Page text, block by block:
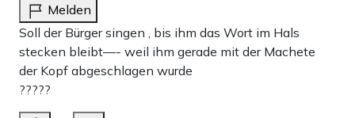
Melden
Soll der Bürger singen , bis ihm das Wort im Hals
stecken bleibt—- weil ihm gerade mit der Machete
der Kopf abgeschlagen wurde
?????